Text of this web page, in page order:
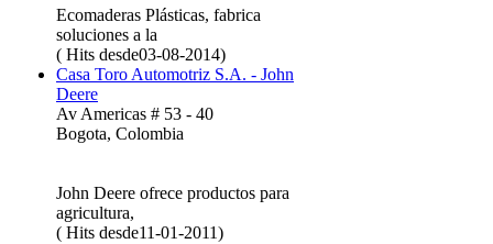
Ecomaderas Plásticas, fabrica
soluciones a la
( Hits desde03-08-2014)
Casa Toro Automotriz S.A. - John
Deere
Av Americas # 53 - 40
Bogota, Colombia
John Deere ofrece productos para
agricultura,
( Hits desde11-01-2011)